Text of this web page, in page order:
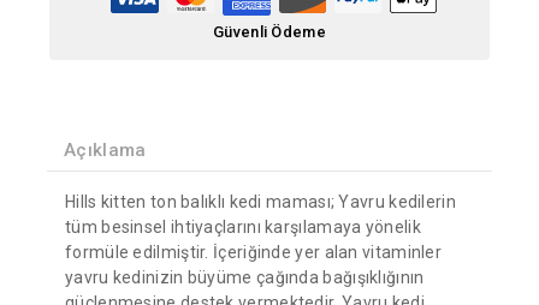
Güvenli Ödeme
Açıklama
Hills kitten ton balıklı kedi maması; Yavru kedilerin
tüm besinsel ihtiyaçlarını karşılamaya yönelik
formüle edilmiştir. İçeriğinde yer alan vitaminler
yavru kedinizin büyüme çağında bağışıklığının